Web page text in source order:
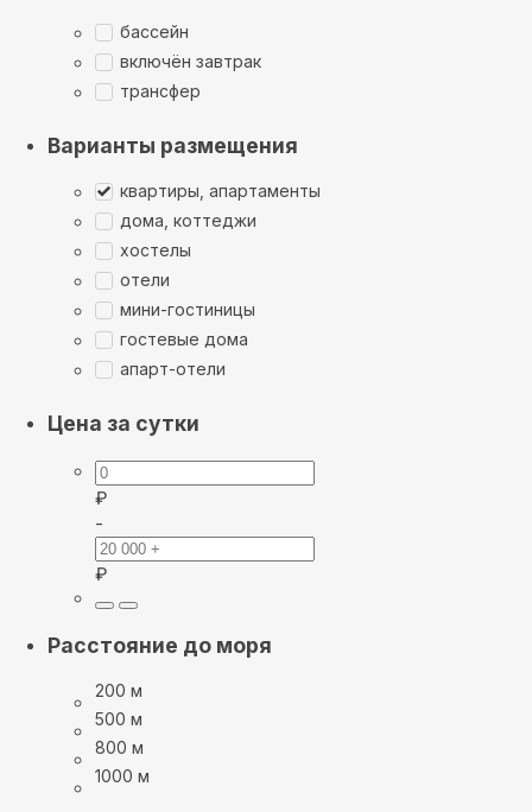
бассейн
включён завтрак
трансфер
Варианты размещения
квартиры, апартаменты
дома, коттеджи
хостелы
отели
мини-гостиницы
гостевые дома
апарт-отели
Цена за сутки
₽
-
₽
Расстояние до моря
200 м
500 м
800 м
1000 м